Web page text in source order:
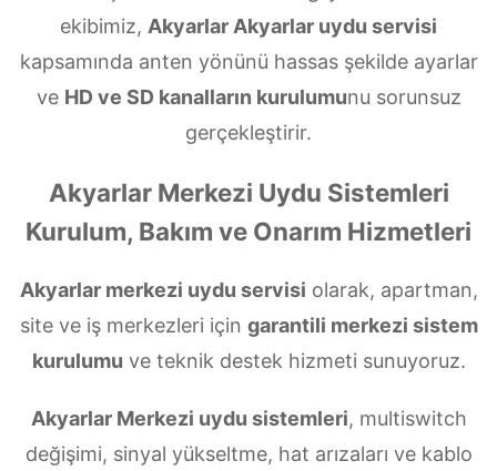
ekibimiz, Akyarlar Akyarlar uydu servisi
kapsamında anten yönünü hassas şekilde ayarlar
ve HD ve SD kanalların kurulumunu sorunsuz
gerçekleştirir.
Akyarlar Merkezi Uydu Sistemleri
Kurulum, Bakım ve Onarım Hizmetleri
Akyarlar merkezi uydu servisi olarak, apartman,
site ve iş merkezleri için garantili merkezi sistem
kurulumu ve teknik destek hizmeti sunuyoruz.
Akyarlar Merkezi uydu sistemleri, multiswitch
değişimi, sinyal yükseltme, hat arızaları ve kablo